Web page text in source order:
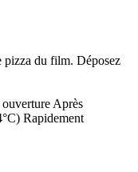
pizza du film. Déposez
Après
Rapidement